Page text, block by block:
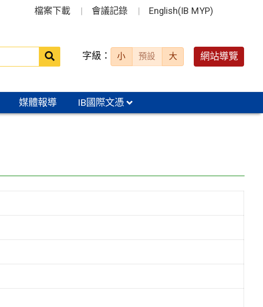
檔案下載 會議記錄 English(IB MYP)
送出 字級： 小 預設 大 網站導覽
媒體報導 IB國際文憑